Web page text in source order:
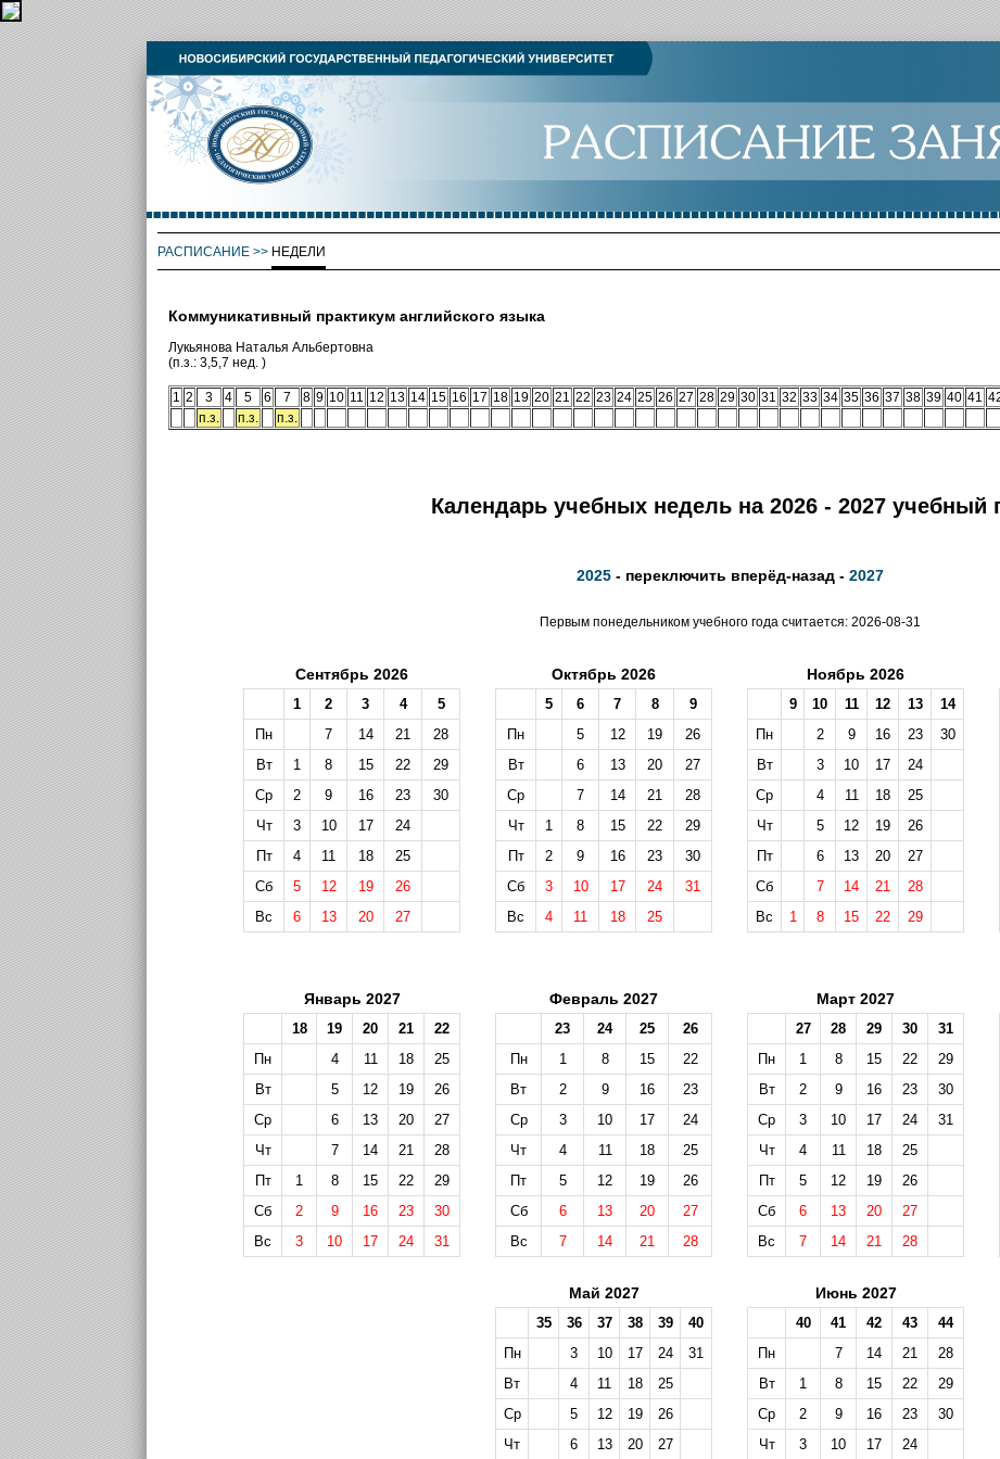
РАСПИСАНИЕ>> НЕДЕЛИ
Коммуникативный практикум английского языка
Лукьянова Наталья Альбертовна
(п.з.: 3,5,7 нед. )
1 2 3 4 5 6 7 8 9 10 11 12 13 14 15 16 17 18 19 20 21 22 23 24 25 26 27 28 29 30 31 32 33 34 35 36 37 38 39 40 41
п.з.
п.з. п.з.
Календарь учебных недель на 2026 - 2027 учебный
2025- переключить вперёд-назад - 2027
Первым понедельником учебного года считается: 2026-08-31
Сентябрь 2026
1 2 3 4
5
Пн
7 14 21
28
Вт
1 8 15 22
29
Ср
2 9 16 23
30
Чт
3 10 17
24
Пт
4 11 18
25
Сб
5 12 19
26
Вс
6 13 20 27
Октябрь 2026
5 6 7 8
9
Пн
5 12 19
26
Вт
6 13 20
27
Ср
7 14 21
28
Чт
1 8 15 22
29
Пт
2 9 16 23
30
Сб
3 10 17 24
31
Вс
4 11 18 25
Ноябрь 2026
9 10 11 12 13
14
Пн
2 9 16 23
30
Вт
3 10 17
24
Ср
4 11 18
25
Чт
5 12 19
26
Пт
6 13 20
27
Сб
7 14 21
28
Вс
1 8 15 22 29
Январь 2027
18 19 20 21
22
Пн
4 11 18
25
Вт
5 12 19
26
Ср
6 13 20
27
Чт
7 14 21
28
Пт
1 8 15 22
29
Сб
2 9 16 23
30
Вс
3 10 17 24 31
Февраль 2027
23 24 25
26
Пн
1 8 15
22
Вт
2 9 16
23
Ср
3 10 17
24
Чт
4 11 18
25
Пт
5 12 19
26
Сб
6 13 20
27
Вс
7 14 21 28
Март 2027
27 28 29 30
31
Пн
1 8 15 22
29
Вт
2 9 16 23
30
Ср
3 10 17 24
31
Чт
4 11 18
25
Пт
5 12 19
26
Сб
6 13 20
27
Вс
7 14 21 28
Май 2027
35 36 37 38 39
40
Пн
3 10 17 24
31
Вт
4 11 18
25
Ср
5 12 19
26
Чт
6 13 20 27
Июнь 2027
40 41 42 43
44
Пн
7 14 21
28
Вт
1 8 15 22
29
Ср
2 9 16 23
30
Чт
3 10 17 24